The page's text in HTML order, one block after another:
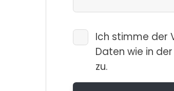
Ich stimme der
Daten wie in der
zu.